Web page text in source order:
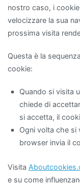
nostro caso, i
velocizzare la sua
prossima visita
Questa è la
cookie:
Quando si visita
chiede di
si accetta, il
Ogni volta che si
browser invia il
Visita
e su come